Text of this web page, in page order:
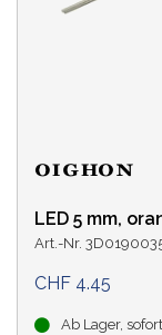
LED 5 mm,
Art.-Nr.
CHF 4.45
Ab Lager,